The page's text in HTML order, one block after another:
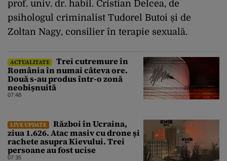
prof. univ. dr. habil. Cristian Delcea, de
psihologul criminalist Tudorel Butoi și de
Zoltan Nagy, consilier în terapie sexuală.
ACTUALITATE
Trei cutremure în
România în numai câteva ore.
Două s-au produs într-o zonă
neobișnuită
07:48
LIVE UPDATE
Război în Ucraina,
ziua 1.626. Atac masiv cu drone și
rachete asupra Kievului. Trei
persoane au fost ucise
07:35